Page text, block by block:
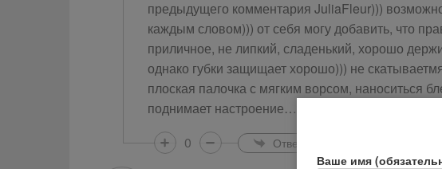
предыдущего комментария JuliaFleur)))
каждым словом))) от себя могу добавить, что
приличное, не липкий, сладенький, хорошо
однако губки защищает хорошо))) не
плоская палочка с мягким ворсом, наноситься
поднимает настроение…
0
Ответить
Ваше имя